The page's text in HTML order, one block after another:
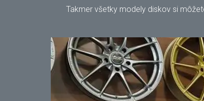
Takmer všetky modely diskov si